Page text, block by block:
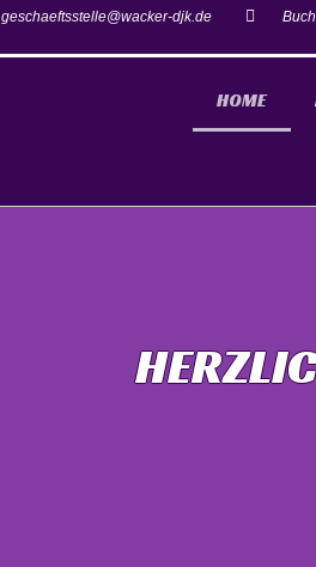
geschaeftsstelle@wacker-djk.de
HOME